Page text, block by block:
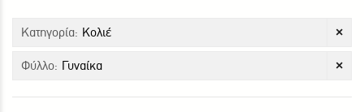
Κατηγορία: Κολιέ ×
Φύλλο: Γυναίκα ×